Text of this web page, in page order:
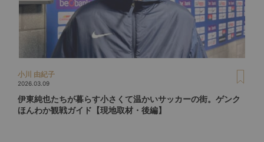
小川 由紀子
2026.03.09
伊東純也たちが暮らす小さくて温かいサッカーの街。ゲンク
ほんわか観戦ガイド【現地取材・後編】